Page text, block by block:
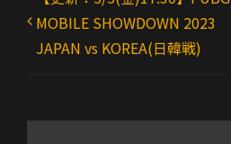
MOBILE SHOWDOWN 2023
JAPAN vs KOREA(日韓戦)